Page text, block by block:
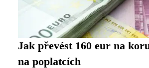
Jak převést 160 eur na
na poplatcích